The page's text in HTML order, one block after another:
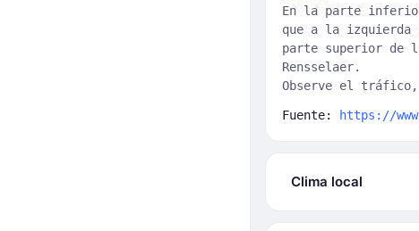
En la parte
que a la izquierda
parte superior de
Rensselaer.
Observe el
Fuente: https://
Clima local